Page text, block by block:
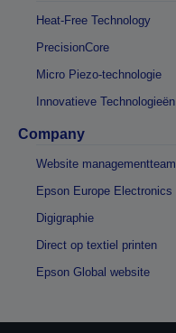
Heat-Free Technology
PrecisionCore
Micro Piezo-technologie
Innovatieve Technologieën
Company
Website managementteam
Epson Europe Electronics
Digigraphie
Direct op textiel printen
Epson Global website